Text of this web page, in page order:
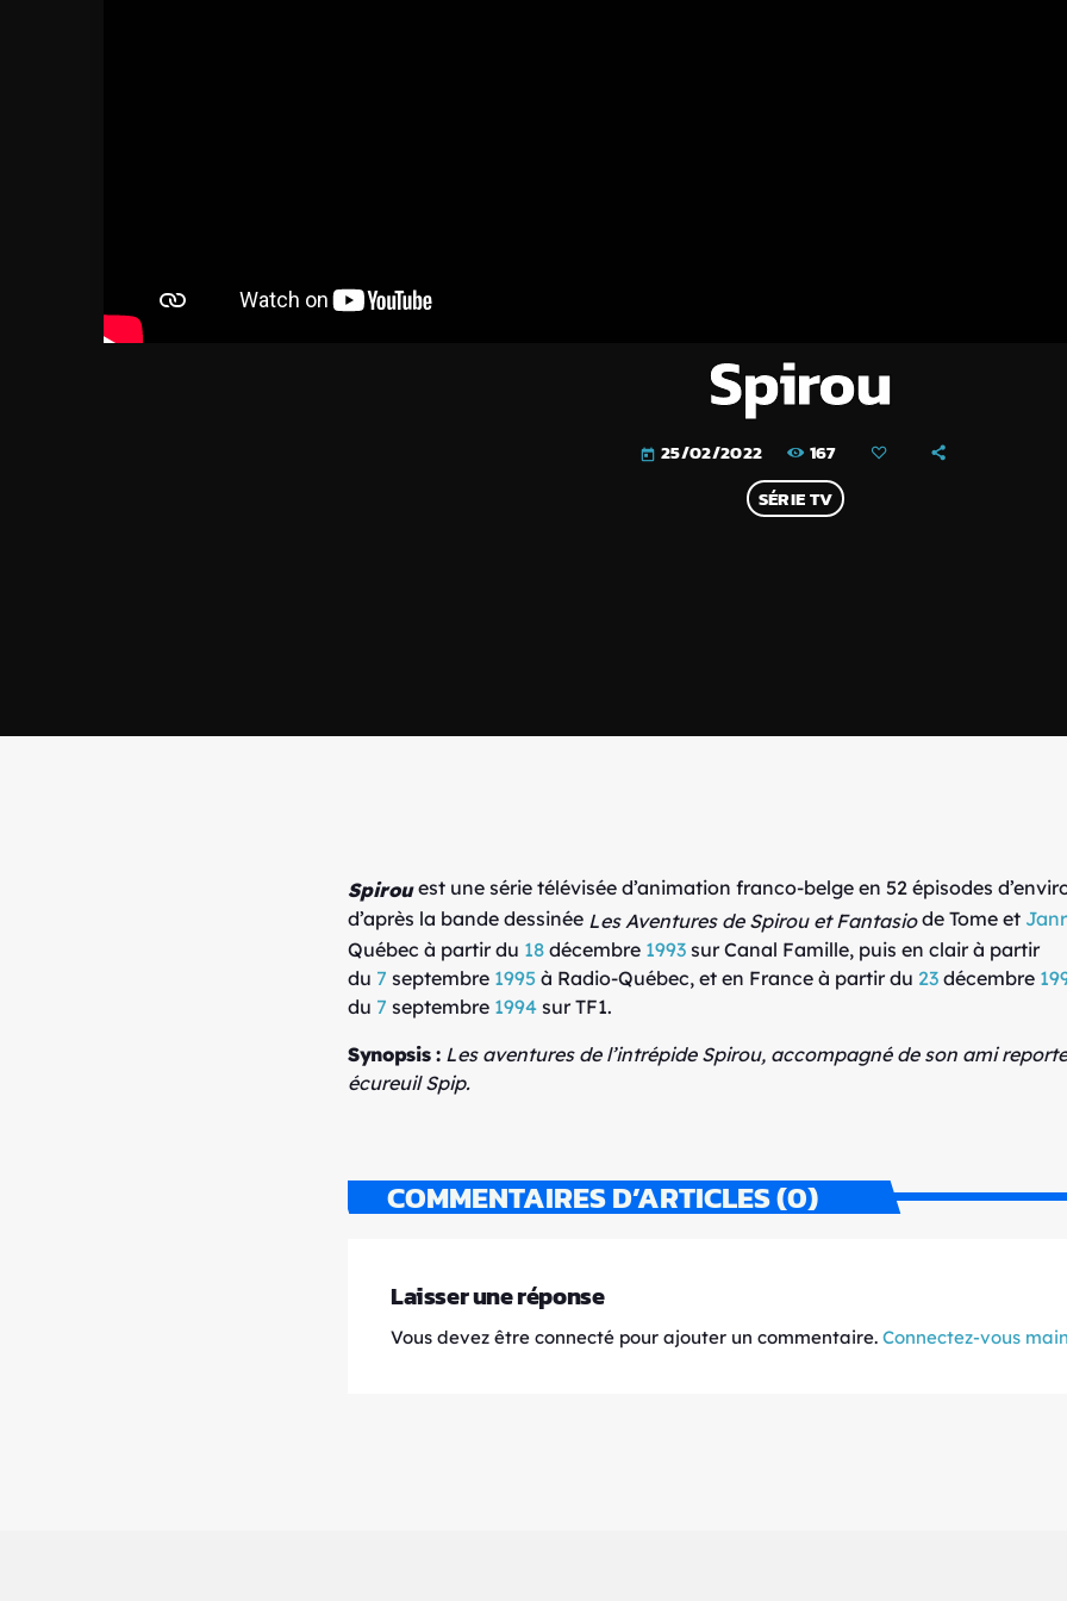
Spirou
today 25/02/2022
167
SÉRIE TV
Spirouest une série télévisée d’animation franco-belge en 52 épisodes
d’après la bande dessinée Les Aventures de Spirou et Fantasiode Tome et
Québec à partir du 18 décembre 1993 sur Canal Famille, puis en clair à partir
du 7 septembre 1995 à Radio-Québec, et en France à partir du 23 décembre
du 7 septembre 1994 sur TF1.
Synopsis : Les aventures de l’intrépide Spirou, accompagné de son ami
écureuil Spip.
COMMENTAIRES D’ARTICLES (0)
Laisser une réponse
Vous devez être connecté pour ajouter un commentaire. Connectez-vous